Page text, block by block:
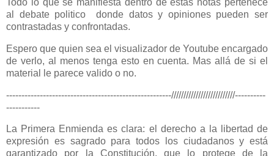
al debate politico donde datos y opiniones pueden ser
contrastadas y confrontadas.
Espero que quien sea el visualizador de Youtube encargado
de verlo, al menos tenga esto en cuenta. Mas allá de si el
material le parece valido o no.
------------------------------------------------------//////////////////////////----------
-----------
La Primera Enmienda es clara: el derecho a la libertad de
expresión es sagrado para todos los ciudadanos y está
garantizado por la Constitución, que lo protege de la